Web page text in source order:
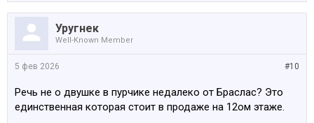
Уругнек
Well-Known Member
#10
5 фев 2026
Речь не о двушке в пурчике недалеко от Браслас? Это
единственная которая стоит в продаже на 12ом этаже.